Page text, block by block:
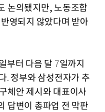
논의됐지만, 노동조합
영되지 않았다며 받아
부터 다음 달 7일까지
. 정부와 삼성전자가 추
구체안제시와 대표이사
답변이 총파업 전 막판